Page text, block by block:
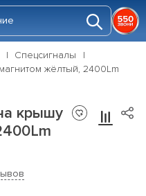
Спецсигналы
жёлтый, 2400Lm
крышу